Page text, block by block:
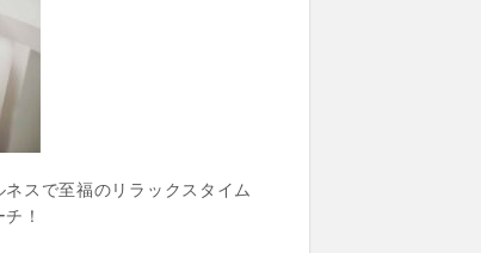
スで至福のリラックスタイム
！